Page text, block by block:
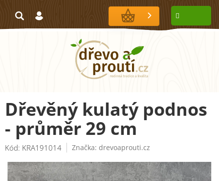
NÁKUPNÍ
KOŠÍK
Dřevěný kulatý podnos
- průměr 29 cm
Kód: KRA191014 Značka: drevoaprouti.cz